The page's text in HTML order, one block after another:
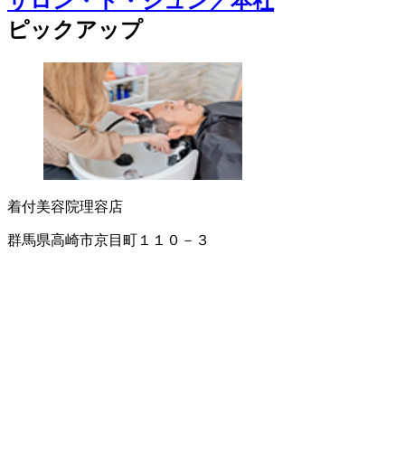
ピックアップ
着付美容院理容店
群馬県高崎市京目町１１０－３